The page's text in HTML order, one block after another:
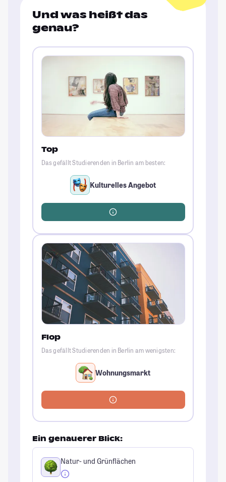
Und was heißt das
genau?
Top
Das gefällt Studierenden in Berlin am besten:
Kulturelles Angebot
Flop
Das gefällt Studierenden in Berlin am wenigsten:
Wohnungsmarkt
Ein genauerer Blick:
Natur- und Grünflächen